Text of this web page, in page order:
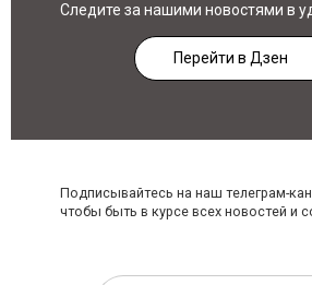
Следите за нашими новостями в
Перейти в Дзен
Подписывайтесь на наш телеграм-
чтобы быть в курсе всех новостей и